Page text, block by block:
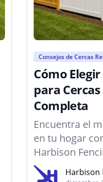
Consejos de Cercas
Cómo
para
Completa
Encuentra el
en tu hogar
Harbison
Harbison